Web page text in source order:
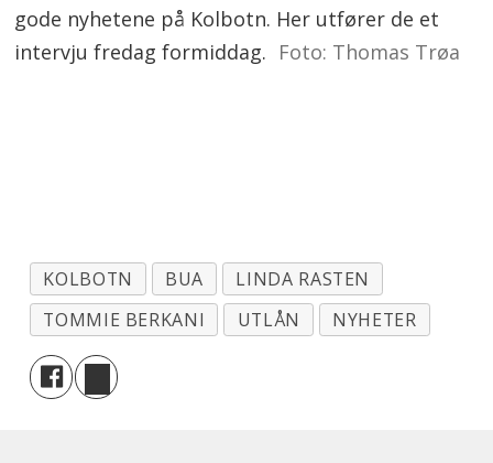
gode nyhetene på Kolbotn. Her utfører de et
intervju fredag formiddag. Foto: Thomas Trøa
KOLBOTN BUA
LINDA RASTEN
TOMMIE BERKANI
UTLÅN NYHETER